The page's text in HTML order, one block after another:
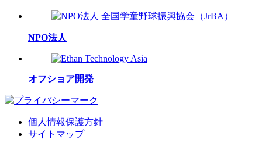
NPO法人
オフショア開発
個人情報保護方針
サイトマップ